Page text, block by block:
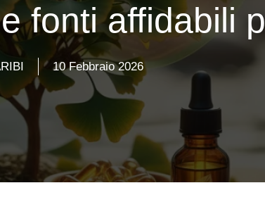
fonti affidabili
10 Febbraio 2026